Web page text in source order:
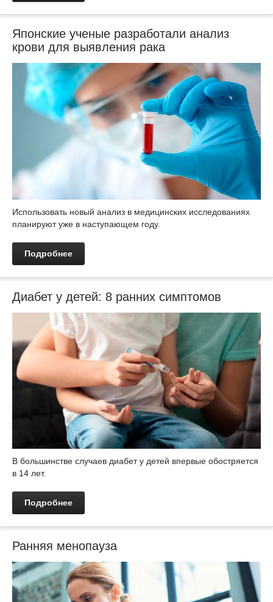
Японские ученые разработали анализ
крови для выявления рака
Использовать новый анализ в медицинских исследованиях
планируют уже в наступающем году.
Подробнее
Диабет у детей: 8 ранних симптомов
В большинстве случаев диабет у детей впервые обостряется
в 14 лет.
Подробнее
Ранняя менопауза